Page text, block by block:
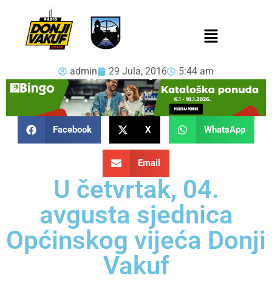
admin 29 Jula, 2016 5:44 am
Facebook X WhatsApp
Email
U četvrtak, 04.
avgusta sjednica
Općinskog vijeća Donji
Vakuf